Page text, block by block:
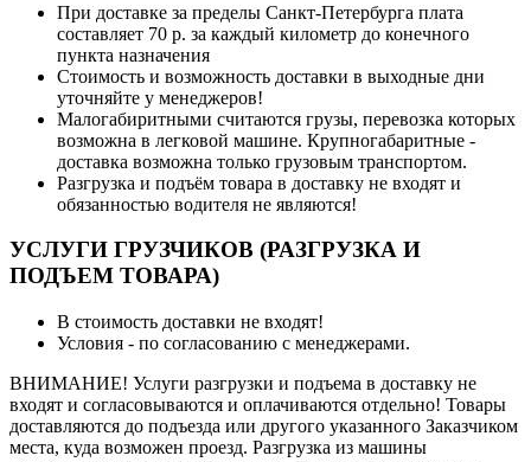
При доставке за пределы Санкт-Петербурга плата
составляет 70 р. за каждый километр до конечного
пункта назначения
Стоимость и возможность доставки в выходные дни
уточняйте у менеджеров!
Малогабиритными считаются грузы, перевозка которых
возможна в легковой машине. Крупногабаритные -
доставка возможна только грузовым транспортом.
Разгрузка и подъём товара в доставку не входят и
обязанностью водителя не являются!
УСЛУГИ ГРУЗЧИКОВ (РАЗГРУЗКА И
ПОДЪЕМ ТОВАРА)
В стоимость доставки не входят!
Условия - по согласованию с менеджерами.
ВНИМАНИЕ! Услуги разгрузки и подъема в доставку не
входят и согласовываются и оплачиваются отдельно! Товары
доставляются до подъезда или другого указанного Заказчиком
места, куда возможен проезд. Разгрузка из машины